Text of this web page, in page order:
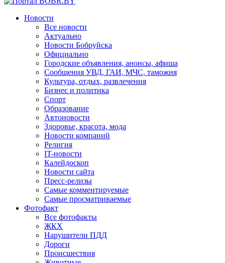
Новости
Все новости
Актуально
Новости Бобруйска
Официально
Городские объявления, анонсы, афиша
Сообщения УВД, ГАИ, МЧС, таможня
Культура, отдых, развлечения
Бизнес и политика
Спорт
Образование
Автоновости
Здоровье, красота, мода
Новости компаний
Религия
IT-новости
Калейдоскоп
Новости сайта
Пресс-релизы
Самые комментируемые
Самые просматриваемые
Фотофакт
Все фотофакты
ЖКХ
Нарушители ПДД
Дороги
Происшествия